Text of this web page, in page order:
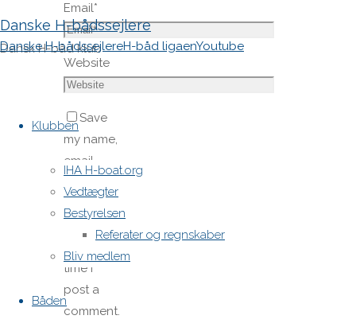
Danske H-bådssejlere
Dansk H-båd klub
Danske H-bådssejlereH-båd ligaenYoutube
Klubben
IHA H-boat.org
Vedtægter
Bestyrelsen
Referater og regnskaber
Bliv medlem
Båden
Email*
Website
Save
my name,
email,
time I
post a
comment.